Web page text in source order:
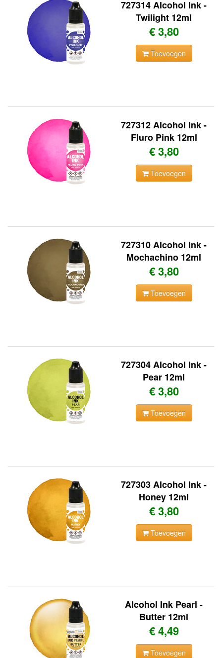
727314 Alcohol Ink -
Twilight 12ml
€ 3,80
Toevoegen
727312 Alcohol Ink -
Fluro Pink 12ml
€ 3,80
Toevoegen
727310 Alcohol Ink -
Mochachino 12ml
€ 3,80
Toevoegen
727304 Alcohol Ink -
Pear 12ml
€ 3,80
Toevoegen
727303 Alcohol Ink -
Honey 12ml
€ 3,80
Toevoegen
Alcohol Ink Pearl -
Butter 12ml
€ 4,49
Toevoegen